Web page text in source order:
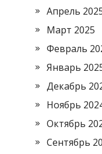
Апрель
Март 2025
Февраль
Январь
Декабрь
Ноябрь
Октябрь
Сентябрь